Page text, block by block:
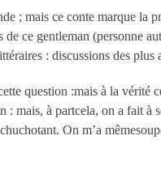
; mais ce conte marque la
ce gentleman (personne
: discussions des plus
question :mais à la vérité
: mais, à partcela, on a fait
On m’a